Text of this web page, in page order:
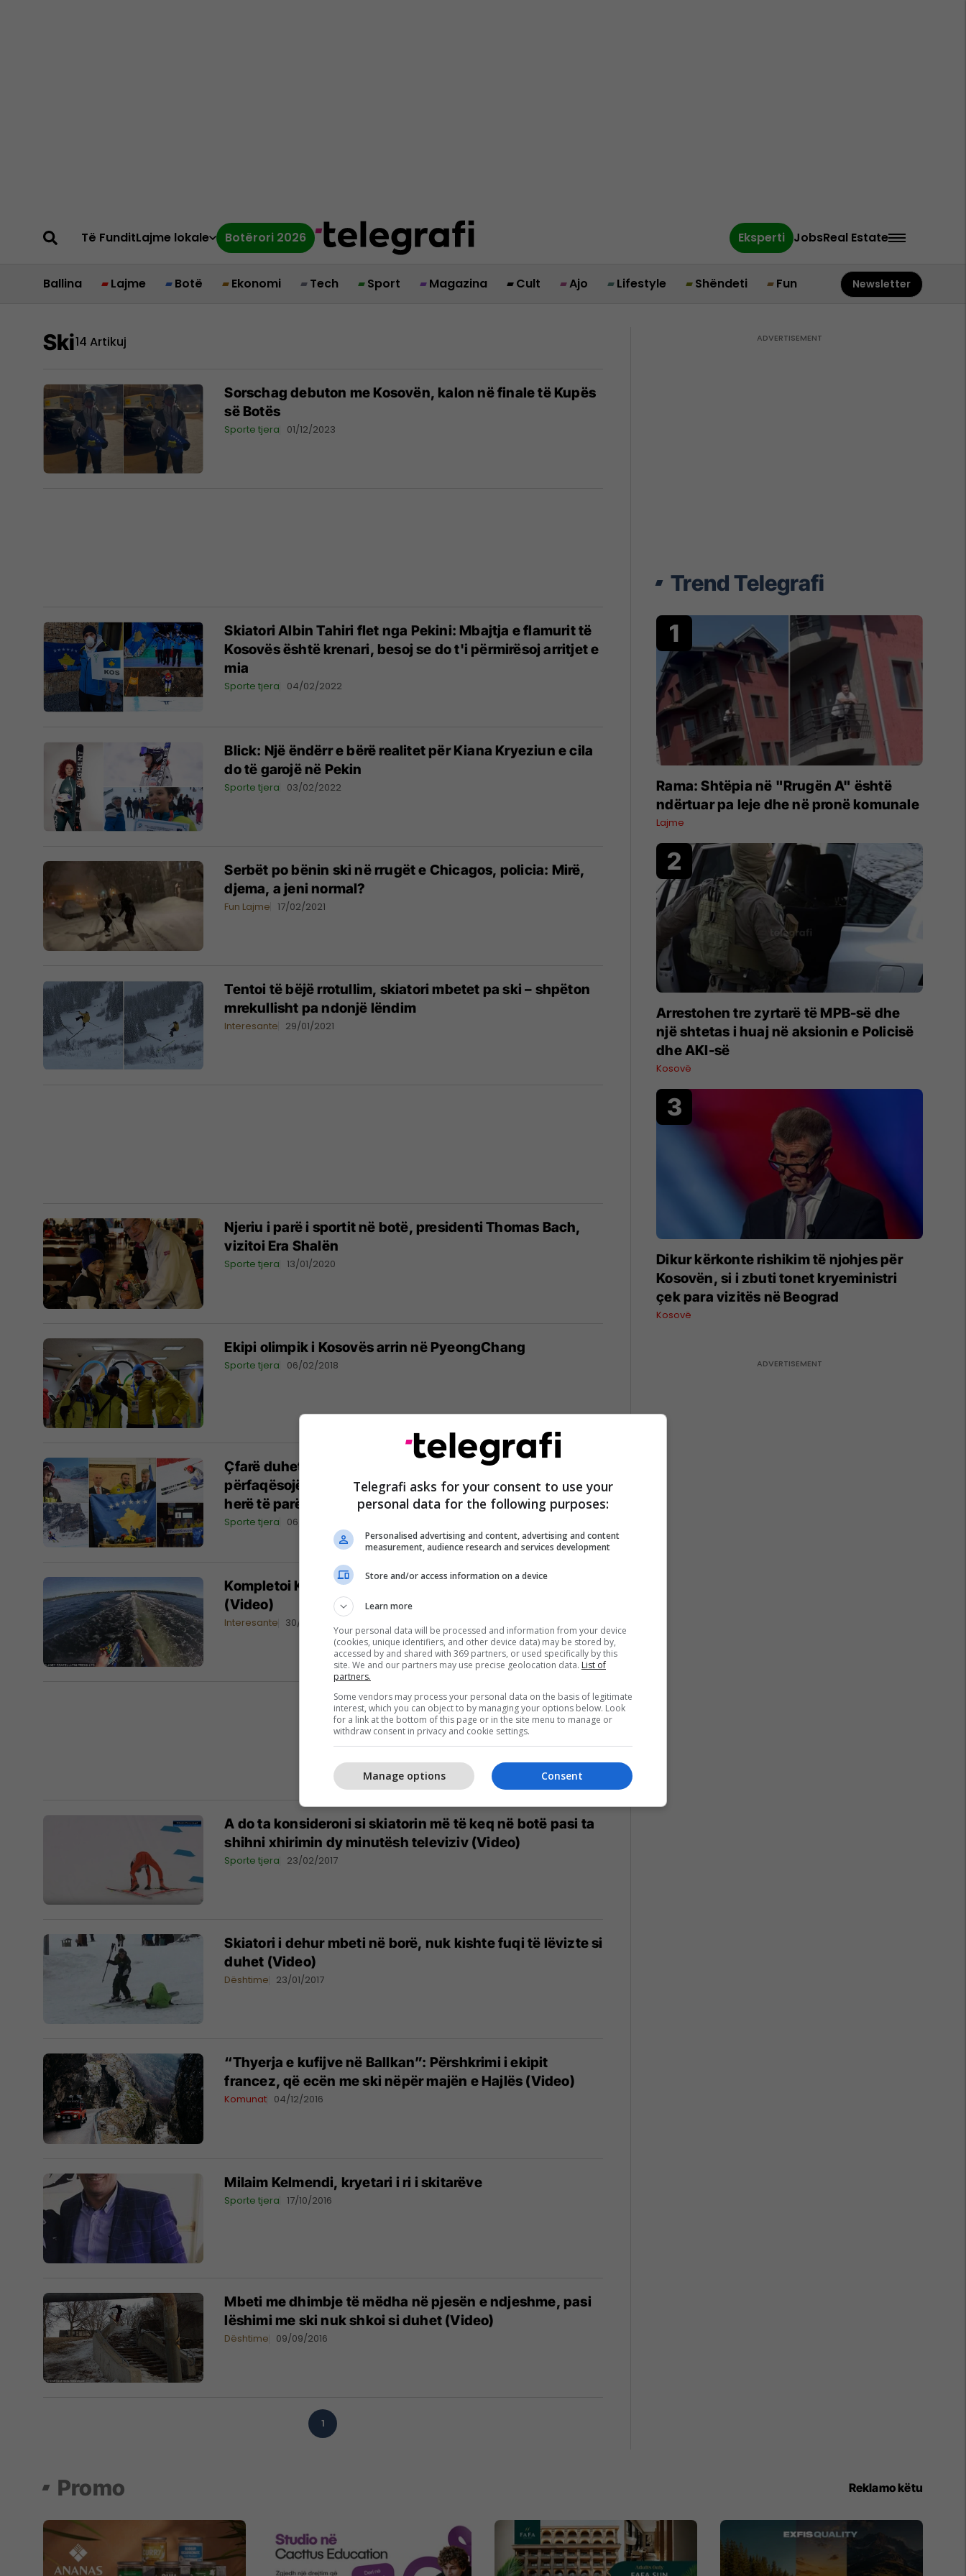
Të FunditLajme lokale Botërori 2026 Eksperti JobsReal Estate
Ballina Lajme Botë Ekonomi Tech Sport Magazina Cult Ajo Lifestyle Shëndeti Fun Newsletter
Ski14 Artikuj
Sorschag debuton me Kosovën, kalon në finale të Kupës
së Botës
Sporte tjera 01/12/2023
Skiatori Albin Tahiri flet nga Pekini: Mbajtja e flamurit të
Kosovës është krenari, besoj se do t'i përmirësoj arritjet e
mia
Sporte tjera 04/02/2022
Blick: Një ëndërr e bërë realitet për Kiana Kryeziun e cila
do të garojë në Pekin
Sporte tjera 03/02/2022
Serbët po bënin ski në rrugët e Chicagos, policia: Mirë,
djema, a jeni normal?
Fun Lajme 17/02/2021
Tentoi të bëjë rrotullim, skiatori mbetet pa ski – shpëton
mrekullisht pa ndonjë lëndim
Interesante 29/01/2021
Njeriu i parë i sportit në botë, presidenti Thomas Bach,
vizitoi Era Shalën
Sporte tjera 13/01/2020
Ekipi olimpik i Kosovës arrin në PyeongChang
Sporte tjera 06/02/2018
Çfarë duhet të dini për skiatorin Albin Tahiri që do ta
përfaqësojë Kosovën në Lojërat Olimpike Dimërore për
herë të parë në histori
Sporte tjera 06/02/2018
Kompletoi Kubin e Rubikut derisa tërhiqej me ski mbi ujë
(Video)
Interesante 30/07/2017
A do ta konsideroni si skiatorin më të keq në botë pasi ta
shihni xhirimin dy minutësh televiziv (Video)
Sporte tjera 23/02/2017
Skiatori i dehur mbeti në borë, nuk kishte fuqi të lëvizte si
duhet (Video)
Dështime 23/01/2017
“Thyerja e kufijve në Ballkan”: Përshkrimi i ekipit
francez, që ecën me ski nëpër majën e Hajlës (Video)
Komunat 04/12/2016
Milaim Kelmendi, kryetari i ri i skitarëve
Sporte tjera 17/10/2016
Mbeti me dhimbje të mëdha në pjesën e ndjeshme, pasi
lëshimi me ski nuk shkoi si duhet (Video)
Dështime 09/09/2016
1
Trend Telegrafi
Rama: Shtëpia në "Rrugën A" është
ndërtuar pa leje dhe në pronë komunale
Lajme
Arrestohen tre zyrtarë të MPB-së dhe
një shtetas i huaj në aksionin e Policisë
dhe AKI-së
Kosovë
Dikur kërkonte rishikim të njohjes për
Kosovën, si i zbuti tonet kryeministri
çek para vizitës në Beograd
Kosovë
Promo Reklamo këtu
Telegrafi asks for your consent to use your
personal data for the following purposes:
Personalised advertising and content, advertising and content
measurement, audience research and services development
Store and/or access information on a device
Learn more
Your personal data will be processed and information from your device
(cookies, unique identifiers, and other device data) may be stored by,
accessed by and shared with 369 partners, or used specifically by this
site. We and our partners may use precise geolocation data. List of
partners.
Some vendors may process your personal data on the basis of legitimate
interest, which you can object to by managing your options below. Look
for a link at the bottom of this page or in the site menu to manage or
withdraw consent in privacy and cookie settings.
Consent
Manage options